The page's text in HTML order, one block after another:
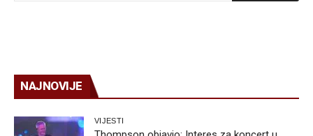
NAJNOVIJE
VIJESTI